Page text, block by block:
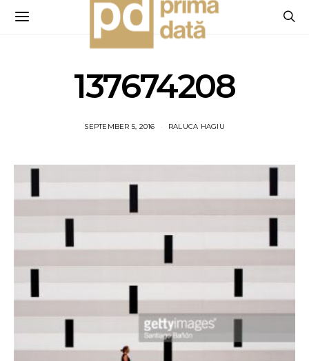
137674208
SEPTEMBER 5, 2016 RALUCA HAGIU